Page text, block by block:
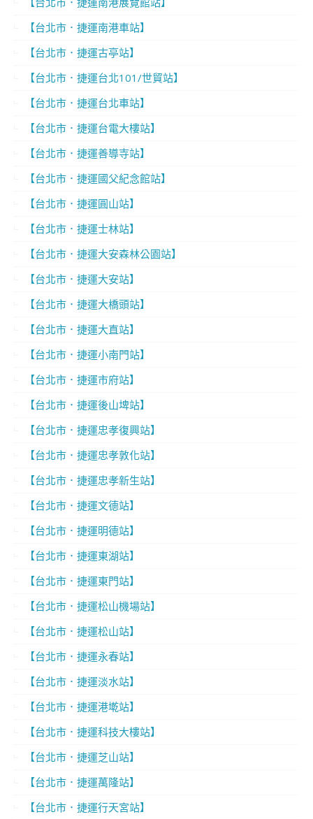
【台北市．捷運南港車站】
【台北市．捷運古亭站】
【台北市．捷運台北101/世貿站】
【台北市．捷運台北車站】
【台北市．捷運台電大樓站】
【台北市．捷運善導寺站】
【台北市．捷運國父紀念館站】
【台北市．捷運圓山站】
【台北市．捷運士林站】
【台北市．捷運大安森林公園站】
【台北市．捷運大安站】
【台北市．捷運大橋頭站】
【台北市．捷運大直站】
【台北市．捷運小南門站】
【台北市．捷運市府站】
【台北市．捷運後山埤站】
【台北市．捷運忠孝復興站】
【台北市．捷運忠孝敦化站】
【台北市．捷運忠孝新生站】
【台北市．捷運文德站】
【台北市．捷運明德站】
【台北市．捷運東湖站】
【台北市．捷運東門站】
【台北市．捷運松山機場站】
【台北市．捷運松山站】
【台北市．捷運永春站】
【台北市．捷運淡水站】
【台北市．捷運港墘站】
【台北市．捷運科技大樓站】
【台北市．捷運芝山站】
【台北市．捷運萬隆站】
【台北市．捷運行天宮站】